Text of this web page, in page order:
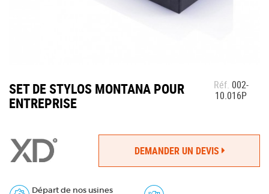
SET DE STYLOS MONTANA POUR
ENTREPRISE
Réf. 002-
10.016P
DEMANDER UN DEVIS
Départ de nos usines